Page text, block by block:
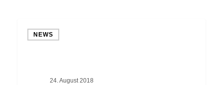
ViCtor
NEWS
24. August 2018